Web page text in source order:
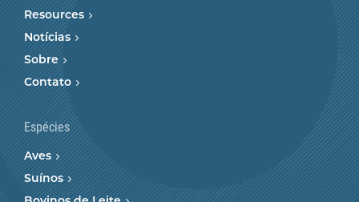
Resources
Notícias
Sobre
Contato
Espécies
Aves
Suínos